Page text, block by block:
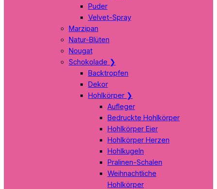
Puder
Velvet-Spray
Marzipan
Natur-Blüten
Nougat
Schokolade ❯
Backtropfen
Dekor
Hohlkörper ❯
Aufleger
Bedruckte Hohlkörper
Hohlkörper Eier
Hohlkörper Herzen
Hohlkugeln
Pralinen-Schalen
Weihnachtliche
Hohlkörper